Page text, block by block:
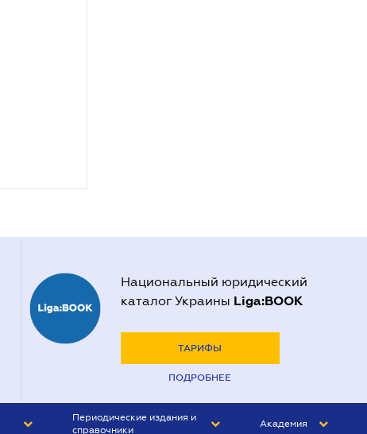
Национальный юридический
каталог Украины Liga:BOOK
ТАРИФЫ
ПОДРОБНЕЕ
Периодические издания и
справочники
Академия